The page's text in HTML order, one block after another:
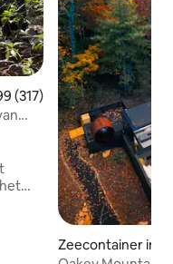
beoordeling van
(317)
Zeecontainer in